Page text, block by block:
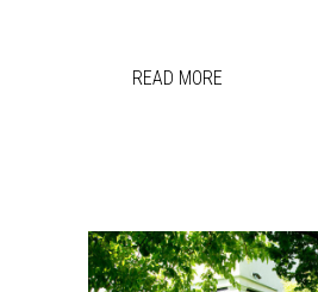
READ MORE